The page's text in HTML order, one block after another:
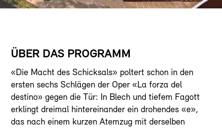
ÜBER DAS PROGRAMM
«Die Macht des Schicksals» poltert schon in den
ersten sechs Schlägen der Oper «La forza del
destino» gegen die Tür: In Blech und tiefem Fagott
erklingt dreimal hintereinander ein drohendes «e»,
das nach einem kurzen Atemzug mit derselben